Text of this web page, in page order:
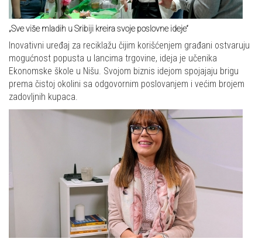
„Sve više mladih u Sribiji kreira svoje poslovne ideje“
Inovativni uređaj za reciklažu čijim korišćenjem građani ostvaruju
mogućnost popusta u lancima trgovine, ideja je učenika
Ekonomske škole u Nišu. Svojom biznis idejom spojajaju brigu
prema čistoj okolini sa odgovornim poslovanjem i većim brojem
zadovljnih kupaca.